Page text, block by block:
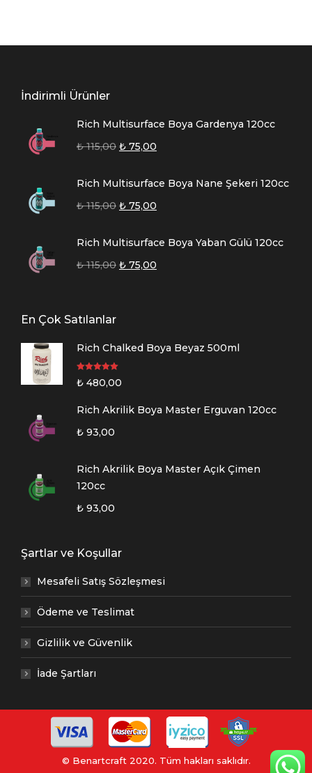
İndirimli Ürünler
Rich Multisurface Boya Gardenya 120cc
₺115,00 ₺ 75,00
Rich Multisurface Boya Nane Şekeri 120cc
₺115,00 ₺ 75,00
Rich Multisurface Boya Yaban Gülü 120cc
₺115,00 ₺ 75,00
En Çok Satılanlar
Rich Chalked Boya Beyaz 500ml
5.00oy aldı
₺ 480,00
Rich Akrilik Boya Master Erguvan 120cc
₺ 93,00
Rich Akrilik Boya Master Açık Çimen
120cc
₺ 93,00
Şartlar ve Koşullar
Mesafeli Satış Sözleşmesi
Ödeme ve Teslimat
Gizlilik ve Güvenlik
İade Şartları
© Benartcraft 2020. Tüm hakları saklıdır.